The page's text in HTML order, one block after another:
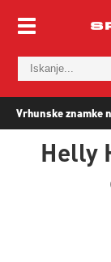
Vrhunske znamke
Helly